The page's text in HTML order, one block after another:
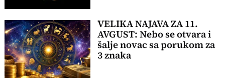
VELIKA NAJAVA ZA 11.
AVGUST: Nebo se otvara i
šalje novac sa porukom za
3 znaka